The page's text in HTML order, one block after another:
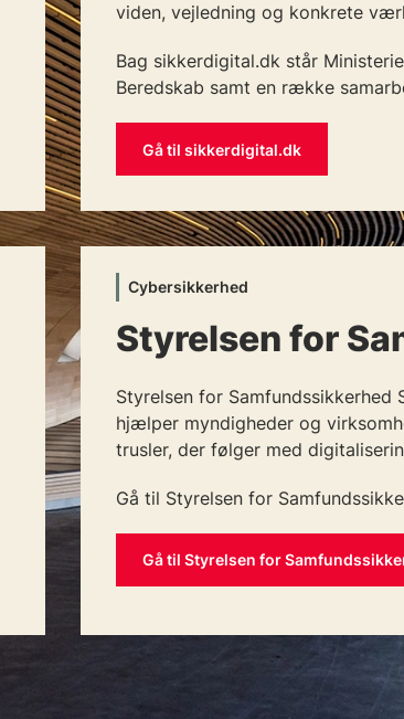
viden, vejledning og konkrete
Bag sikkerdigital.dk står
Beredskab samt en række
Gå til sikkerdigital.dk
Cybersikkerhed
Styrelsen for
Styrelsen for Samfundssikkerhed
hjælper myndigheder og
trusler, der følger med
Gå til Styrelsen for
Gå til Styrelsen for